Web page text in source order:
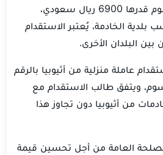
الخادمات من أثيوبيا برسوم قدرها 6900 ريال سعودي،
الخادمة، يُعتبر الاستقدام
البلدان الأخرى.
عاملة منزلية من أثيوبيا بالرقم
ويتفق طالب الاستقدام مع
من أثيوبيا دون تجاوز هذا
العامة من أجل تحسين قيمة